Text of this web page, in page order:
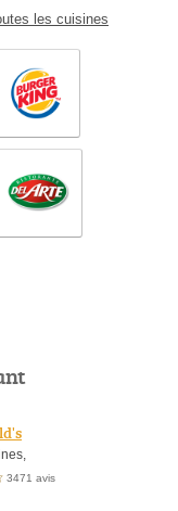
les cuisines
3471 avis